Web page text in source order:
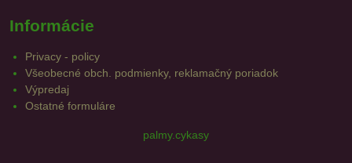
Informácie
Privacy - policy
Všeobecné obch. podmienky, reklamačný poriadok
Výpredaj
Ostatné formuláre
palmy.cykasy